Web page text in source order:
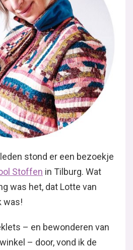
stond er een bezoekje
Stoffen in Tilburg. Wat
was het, dat Lotte van
was!
– en bewonderen van
– door, vond ik de